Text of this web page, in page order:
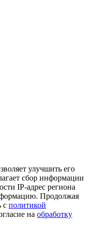
улучшить его
сбор информации
IP-адрес региона
Продолжая
с политикой
на обработку